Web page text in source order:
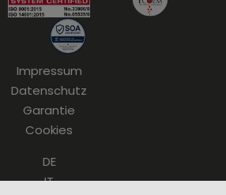
Impressum
Datenschutz
Garantie
Cookies
DE
IT